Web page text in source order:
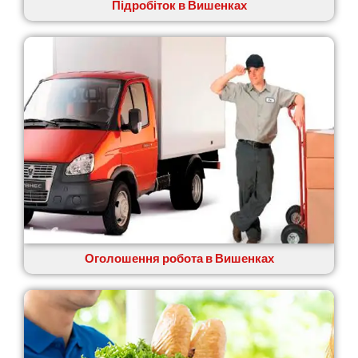
Вовчинець
Вознесенськ
Яготин
Южне
Южноукраїнськ
Запоріжжя
Зарічани
Зазим’я
Здолбунів
Жовті Води
Житомир
Зміїв
Звенигородка
Звягель
Підробіток в Вишенках
Оголошення робота в Вишенках